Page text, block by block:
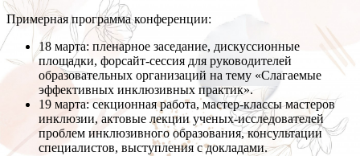
Примерная программа конференции:
18 марта: пленарное заседание, дискуссионные
площадки, форсайт-сессия для руководителей
образовательных организаций на тему «Слагаемые
эффективных инклюзивных практик».
19 марта: секционная работа, мастер-классы мастеров
инклюзии, актовые лекции ученых-исследователей
проблем инклюзивного образования, консультации
специалистов, выступления с докладами.